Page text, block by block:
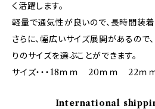
く活躍します。
軽量で通気性が良いので、長時間装着
さらに、幅広いサイズ展開があるので
りのサイズを選ぶことができます。
サイズ・・・18ｍｍ 20ｍｍ 22ｍ
International